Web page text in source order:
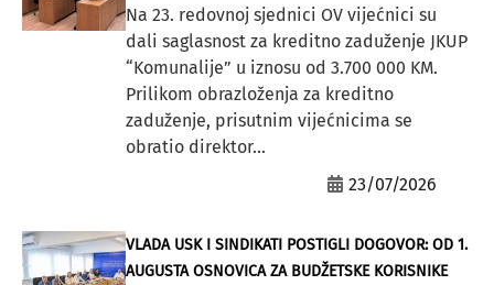
Na 23. redovnoj sjednici OV vijećnici su
dali saglasnost za kreditno zaduženje JKUP
“Komunalije” u iznosu od 3.700 000 KM.
Prilikom obrazloženja za kreditno
zaduženje, prisutnim vijećnicima se
obratio direktor...
23/07/2026
VLADA USK I SINDIKATI POSTIGLI DOGOVOR: OD 1.
AUGUSTA OSNOVICA ZA BUDŽETSKE KORISNIKE